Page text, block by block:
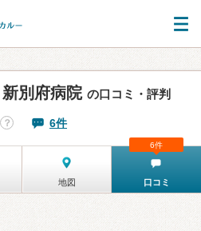
新別府病院 の口コミ・評判
？ 6件
地図 口コミ
6件